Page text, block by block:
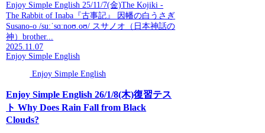
Enjoy Simple English 25/11/7(金)The Kojiki -
The Rabbit of Inaba『古事記』 因幡の白うさぎ
Susano-o /suːˈsɑːnoʊ.oʊ/ スサノオ（日本神話の
神）brother...
2025.11.07
Enjoy Simple English
Enjoy Simple English
Enjoy Simple English 26/1/8(木)復習テス
ト Why Does Rain Fall from Black
Clouds?